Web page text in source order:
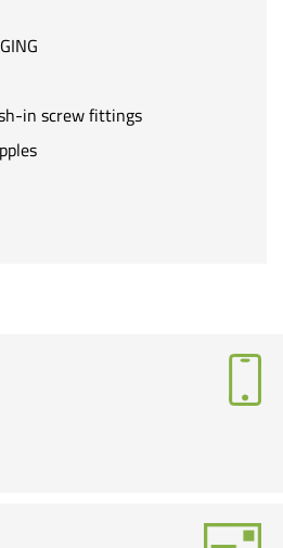
in screw fittings